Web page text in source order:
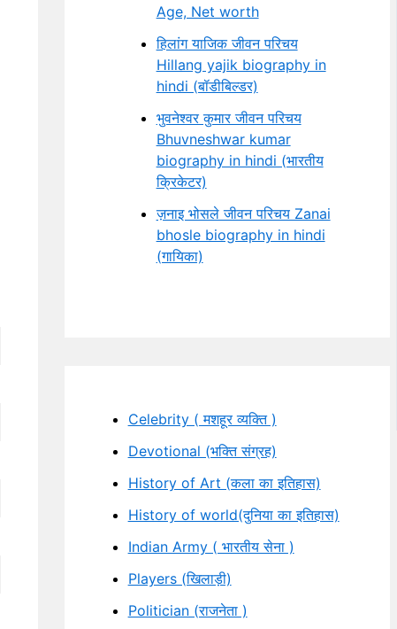
Age, Net worth
हिलांग याजिक जीवन परिचय
Hillang yajik biography in
hindi (बॉडीबिल्डर)
भुवनेश्वर कुमार जीवन परिचय
Bhuvneshwar kumar
biography in hindi (भारतीय
क्रिकेटर)
ज़नाइ भोसले जीवन परिचय Zanai
bhosle biography in hindi
(गायिका)
Celebrity ( मशहूर व्यक्ति )
Devotional (भक्ति संग्रह)
History of Art (कला का इतिहास)
History of world(दुनिया का इतिहास)
Indian Army ( भारतीय सेना )
Players (खिलाड़ी)
Politician (राजनेता )